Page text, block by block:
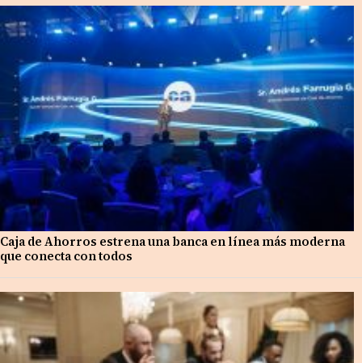
Caja de Ahorros estrena una banca en línea más moderna
que conecta con todos